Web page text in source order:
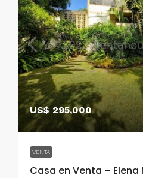
US$ 295,000
VENTA
Casa en Venta –